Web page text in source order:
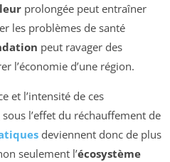
prolongée peut entraîner
les problèmes de santé
peut ravager des
l’économie d’une région.
et l’intensité de ces
l’effet du réchauffement de
deviennent donc de plus
seulement l’écosystème